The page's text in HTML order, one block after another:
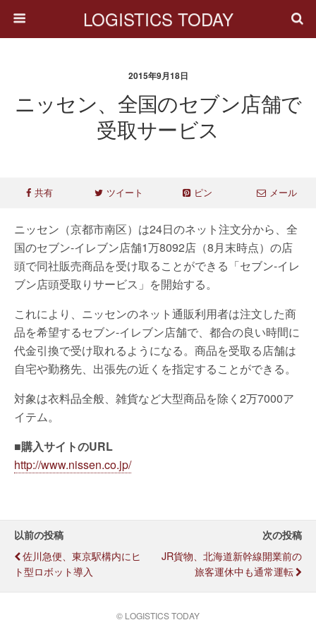
LOGISTICS TODAY
2015年9月18日
ニッセン、全国のセブン店舗で
受取サービス
共有 ツイート ピン メール
ニッセン（京都市南区）は24日のネット注文分から、全
国のセブン-イレブン店舗1万8092店（8月末時点）の店
頭で同社販売商品を受け取ることができる「セブン-イレ
ブン店頭受取りサービス」を開始する。
これにより、ニッセンのネット通販利用者は注文した商
品を希望するセブン-イレブン店舗で、都合の良い時間に
代金引換で受け取れるようになる。商品を受取る店舗は
自宅や勤務先、出張先の近くを指定することができる。
対象は衣料品全般、雑貨など大型商品を除く2万7000ア
イテム。
■購入サイトのURL
http://www.nissen.co.jp/
以前の投稿
佐川急便、東京駅構内にヒ
ト型ロボット導入
次の投稿
JR貨物、北海道新幹線開業前の
旅客運休中も通常運転
© LOGISTICS TODAY